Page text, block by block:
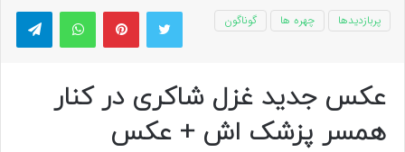
توییتر پینتریستواتس آپ
پربازدیدها چهره ها گوناگون
عکس جدید غزل شاکری در کنار
همسر پزشک اش + عکس